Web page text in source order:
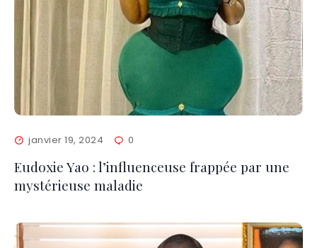
janvier 19, 2024 0
Eudoxie Yao : l’influenceuse frappée par une
mystérieuse maladie